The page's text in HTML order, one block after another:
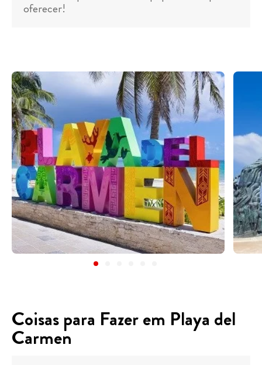
oferecer!
Coisas para Fazer em Playa del
Carmen